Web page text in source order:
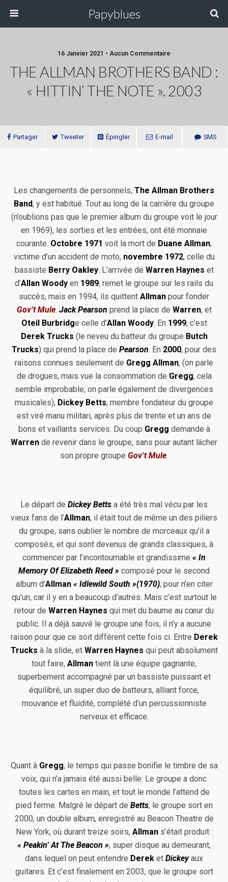
Papyblues
16 Janvier 2021 • Aucun Commentaire
THE ALLMAN BROTHERS BAND :
« HITTIN’ THE NOTE ». 2003
Partager Tweeter Épingler E-mail SMS
Les changements de personnels, The Allman Brothers
Band, y est habitué. Tout au long de la carrière du groupe
(n’oublions pas que le premier album du groupe voit le jour
en 1969), les sorties et les entrées, ont été monnaie
courante. Octobre 1971 voit la mort de Duane Allman,
victime d’un accident de moto, novembre 1972, celle du
bassiste Berry Oakley. L’arrivée de Warren Haynes et
d’Allan Woody en 1989, remet le groupe sur les rails du
succès, mais en 1994, ils quittent Allman pour fonder
Gov’t Mule. Jack Pearson prend la place de Warren, et
Oteil Burbridge celle d’Allan Woody. En 1999, c’est
Derek Trucks (le neveu du batteur du groupe Butch
Trucks) qui prend la place de Pearson. En 2000, pour des
raisons connues seulement de Gregg Allman, (on parle
de drogues, mais vue la consommation de Gregg, cela
semble improbable, on parle également de divergences
musicales), Dickey Betts, membre fondateur du groupe
est viré manu militari, après plus de trente et un ans de
bons et vaillants services. Du coup Gregg demande à
Warren de revenir dans le groupe, sans pour autant lâcher
son propre groupe Gov’t Mule.
Le départ de Dickey Betts a été très mal vécu par les
vieux fans de l’Allman, il était tout de même un des piliers
du groupe, sans oublier le nombre de morceaux qu’il a
composés, et qui sont devenus de grands classiques, à
commencer par l’incontournable et grandissime « In
Memory Of Elizabeth Reed » composé pour le second
album d’Allman « Idlewild South »(1970), pour n’en citer
qu’un, car il y en a beaucoup d’autres. Mais c’est surtout le
retour de Warren Haynes qui met du baume au cœur du
public. Il a déjà sauvé le groupe une fois, il n’y a aucune
raison pour que ce soit différent cette fois ci. Entre Derek
Trucks à la slide, et Warren Haynes qui peut absolument
tout faire, Allman tient là une équipe gagnante,
superbement accompagné par un bassiste puissant et
équilibré, un super duo de batteurs, alliant force,
mouvance et fluidité, complété d’un percussionniste
nerveux et efficace.
Quant à Gregg, le temps qui passe bonifie le timbre de sa
voix, qui n’a jamais été aussi belle. Le groupe a donc
toutes les cartes en main, et tout le monde l’attend de
pied ferme. Malgré le départ de Betts, le groupe sort en
2000, un double album, enregistré au Beacon Theatre de
New York, où durant treize soirs, Allmans’était produit :
« Peakin’ At The Beacon », super disque au demeurant,
dans lequel on peut entendre Derek et Dickeyaux
guitares. Et c’est finalement en 2003, que le groupe sort